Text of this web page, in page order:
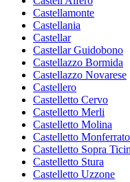
Castellamonte
Castellania
Castellar
Castellar Guidobono
Castellazzo Bormida
Castellazzo Novarese
Castellero
Castelletto Cervo
Castelletto Merli
Castelletto Molina
Castelletto Monferrato
Castelletto Sopra
Castelletto Stura
Castelletto Uzzone